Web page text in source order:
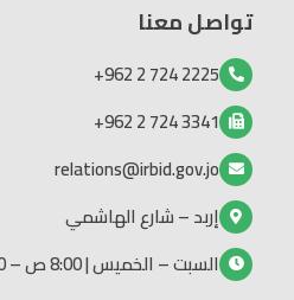
تواصل معنا
2225 724 2 962+
3341 724 2 962+
relations@irbid.gov.jo
إربد – شارع الهاشمي
السبت – الخميس | 8:00 ص – 2:00 م